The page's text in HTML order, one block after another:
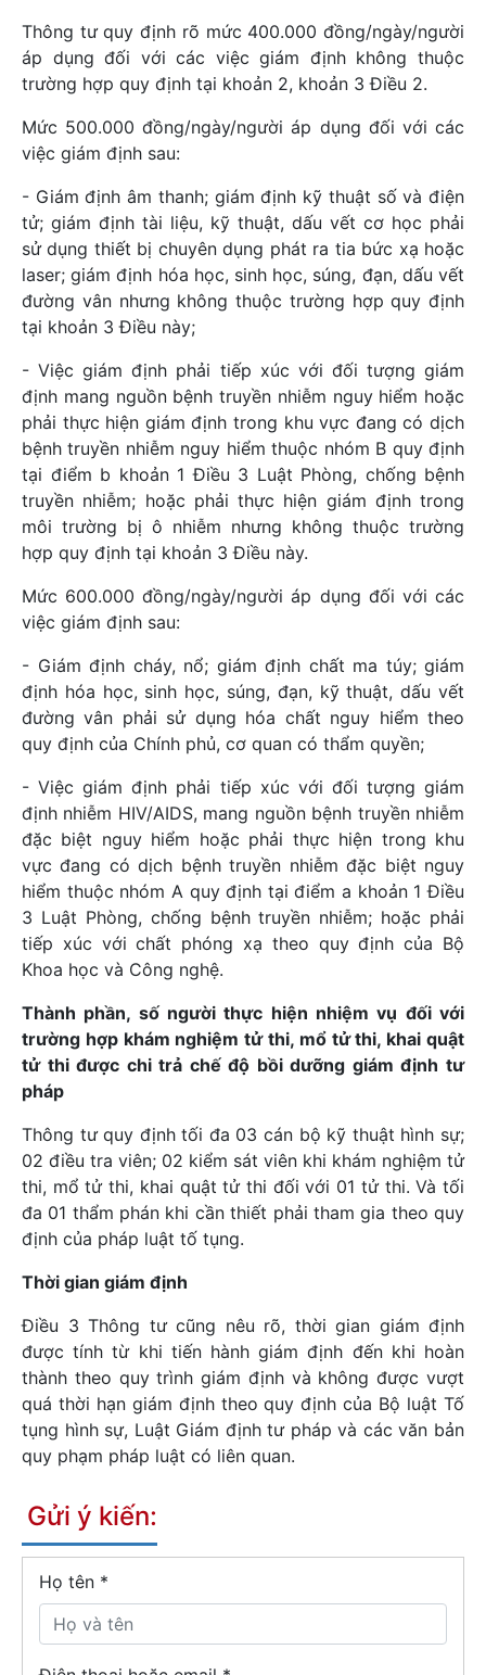
Thông tư quy định rõ mức 400.000 đồng/ngày/người
áp dụng đối với các việc giám định không thuộc
trường hợp quy định tại khoản 2, khoản 3 Điều 2.
Mức 500.000 đồng/ngày/người áp dụng đối với các
việc giám định sau:
- Giám định âm thanh; giám định kỹ thuật số và điện
tử; giám định tài liệu, kỹ thuật, dấu vết cơ học phải
sử dụng thiết bị chuyên dụng phát ra tia bức xạ hoặc
laser; giám định hóa học, sinh học, súng, đạn, dấu vết
đường vân nhưng không thuộc trường hợp quy định
tại khoản 3 Điều này;
- Việc giám định phải tiếp xúc với đối tượng giám
định mang nguồn bệnh truyền nhiễm nguy hiểm hoặc
phải thực hiện giám định trong khu vực đang có dịch
bệnh truyền nhiễm nguy hiểm thuộc nhóm B quy định
tại điểm b khoản 1 Điều 3 Luật Phòng, chống bệnh
truyền nhiễm; hoặc phải thực hiện giám định trong
môi trường bị ô nhiễm nhưng không thuộc trường
hợp quy định tại khoản 3 Điều này.
Mức 600.000 đồng/ngày/người áp dụng đối với các
việc giám định sau:
- Giám định cháy, nổ; giám định chất ma túy; giám
định hóa học, sinh học, súng, đạn, kỹ thuật, dấu vết
đường vân phải sử dụng hóa chất nguy hiểm theo
quy định của Chính phủ, cơ quan có thẩm quyền;
- Việc giám định phải tiếp xúc với đối tượng giám
định nhiễm HIV/AIDS, mang nguồn bệnh truyền nhiễm
đặc biệt nguy hiểm hoặc phải thực hiện trong khu
vực đang có dịch bệnh truyền nhiễm đặc biệt nguy
hiểm thuộc nhóm A quy định tại điểm a khoản 1 Điều
3 Luật Phòng, chống bệnh truyền nhiễm; hoặc phải
tiếp xúc với chất phóng xạ theo quy định của Bộ
Khoa học và Công nghệ.
Thành phần, số người thực hiện nhiệm vụ đối với
trường hợp khám nghiệm tử thi, mổ tử thi, khai quật
tử thi được chi trả chế độ bồi dưỡng giám định tư
pháp
Thông tư quy định tối đa 03 cán bộ kỹ thuật hình sự;
02 điều tra viên; 02 kiểm sát viên khi khám nghiệm tử
thi, mổ tử thi, khai quật tử thi đối với 01 tử thi. Và tối
đa 01 thẩm phán khi cần thiết phải tham gia theo quy
định của pháp luật tố tụng.
Thời gian giám định
Điều 3 Thông tư cũng nêu rõ, thời gian giám định
được tính từ khi tiến hành giám định đến khi hoàn
thành theo quy trình giám định và không được vượt
quá thời hạn giám định theo quy định của Bộ luật Tố
tụng hình sự, Luật Giám định tư pháp và các văn bản
quy phạm pháp luật có liên quan.
Gửi ý kiến:
Họ tên *